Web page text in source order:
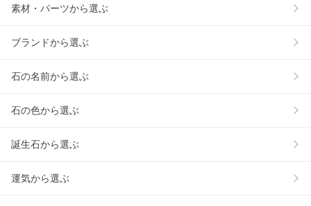
素材・パーツから選ぶ
ブランドから選ぶ
石の名前から選ぶ
石の色から選ぶ
誕生石から選ぶ
運気から選ぶ